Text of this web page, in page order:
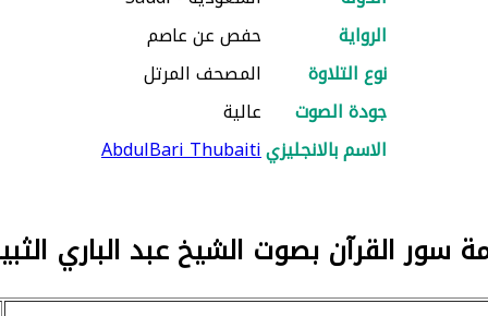
الرواية
حفص عن عاصم
نوع التلاوة
المصحف المرتل
جودة الصوت
عالية
الاسم بالانجليزيAbdulBari Thubaiti
سور القرآن بصوت الشيخ عبد الباري